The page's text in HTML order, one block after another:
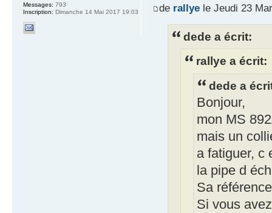
de rallyele Jeudi 23
dede a écrit:
rallye a écrit:
dede a
Bonjour,
mon MS
mais un
a fatiguer, c
la pipe d
Sa
Si vous
Messages: 793
Inscription: Dimanche 14 Mai 2017 19:03